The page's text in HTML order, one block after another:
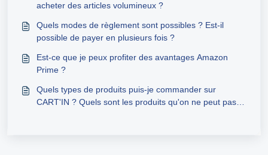
acheter des articles volumineux ?
Quels modes de règlement sont possibles ? Est-il
possible de payer en plusieurs fois ?
Est-ce que je peux profiter des avantages Amazon
Prime ?
Quels types de produits puis-je commander sur
CART'IN ? Quels sont les produits qu'on ne peut pas